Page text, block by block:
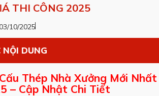
THI CÔNG 2025
10/2025
DUNG
Thép Nhà Xưởng Mới Nhất
– Cập Nhật Chi Tiết